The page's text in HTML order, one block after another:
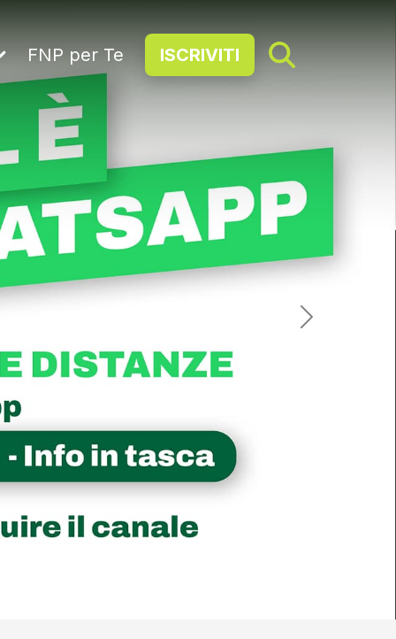
FNP per Te ISCRIVITI
Next